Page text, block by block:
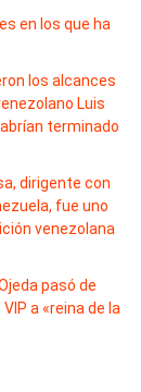
en los que ha
los alcances
Luis
terminado
dirigente con
fue uno
venezolana
pasó de
a «reina de la